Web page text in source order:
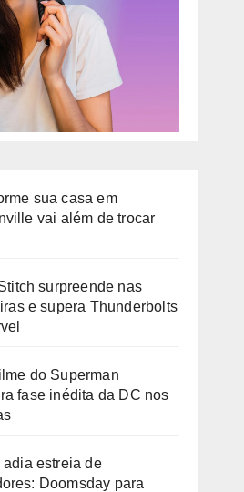
sua casa em
vai além de trocar
surpreende nas
e supera Thunderbolts
do Superman
fase inédita da DC nos
adia estreia de
Doomsday para